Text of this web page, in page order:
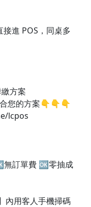
進 POS，同桌多
方案
您的方案👇👇👇​
lcpos
無訂單費 🆗零抽成
內用客人手機掃碼